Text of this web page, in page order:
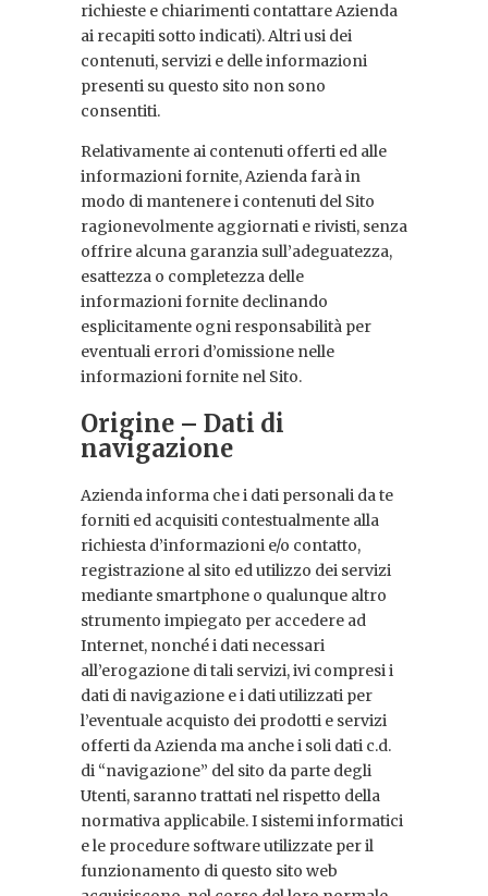
richieste e chiarimenti contattare Azienda
ai recapiti sotto indicati). Altri usi dei
contenuti, servizi e delle informazioni
presenti su questo sito non sono
consentiti.
Relativamente ai contenuti offerti ed alle
informazioni fornite, Azienda farà in
modo di mantenere i contenuti del Sito
ragionevolmente aggiornati e rivisti, senza
offrire alcuna garanzia sull’adeguatezza,
esattezza o completezza delle
informazioni fornite declinando
esplicitamente ogni responsabilità per
eventuali errori d’omissione nelle
informazioni fornite nel Sito.
Origine – Dati di
navigazione
Azienda informa che i dati personali da te
forniti ed acquisiti contestualmente alla
richiesta d’informazioni e/o contatto,
registrazione al sito ed utilizzo dei servizi
mediante smartphone o qualunque altro
strumento impiegato per accedere ad
Internet, nonché i dati necessari
all’erogazione di tali servizi, ivi compresi i
dati di navigazione e i dati utilizzati per
l’eventuale acquisto dei prodotti e servizi
offerti da Azienda ma anche i soli dati c.d.
di “navigazione” del sito da parte degli
Utenti, saranno trattati nel rispetto della
normativa applicabile. I sistemi informatici
e le procedure software utilizzate per il
funzionamento di questo sito web